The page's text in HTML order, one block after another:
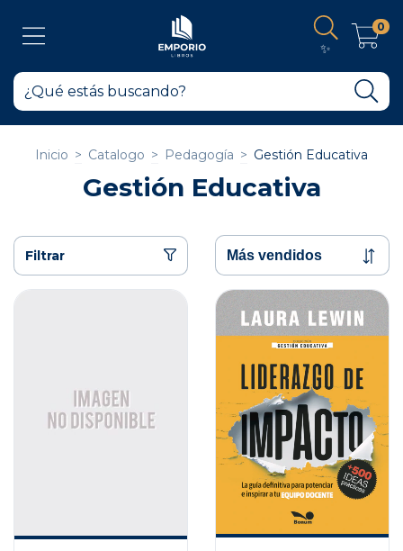
✨
0
Inicio > Catalogo > Pedagogía > Gestión Educativa
Gestión Educativa
Filtrar